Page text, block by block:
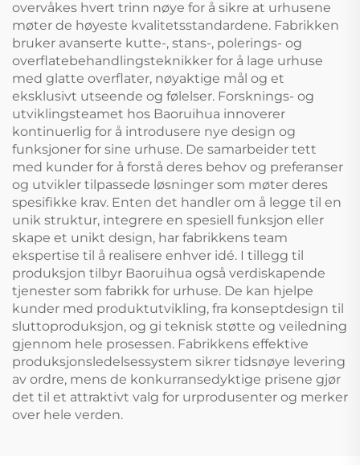
overvåkes hvert trinn nøye for å sikre at urhusene
møter de høyeste kvalitetsstandardene. Fabrikken
bruker avanserte kutte-, stans-, polerings- og
overflatebehandlingsteknikker for å lage urhuse
med glatte overflater, nøyaktige mål og et
eksklusivt utseende og følelser. Forsknings- og
utviklingsteamet hos Baoruihua innoverer
kontinuerlig for å introdusere nye design og
funksjoner for sine urhuse. De samarbeider tett
med kunder for å forstå deres behov og preferanser
og utvikler tilpassede løsninger som møter deres
spesifikke krav. Enten det handler om å legge til en
unik struktur, integrere en spesiell funksjon eller
skape et unikt design, har fabrikkens team
ekspertise til å realisere enhver idé. I tillegg til
produksjon tilbyr Baoruihua også verdiskapende
tjenester som fabrikk for urhuse. De kan hjelpe
kunder med produktutvikling, fra konseptdesign til
sluttoproduksjon, og gi teknisk støtte og veiledning
gjennom hele prosessen. Fabrikkens effektive
produksjonsledelsessystem sikrer tidsnøye levering
av ordre, mens de konkurransedyktige prisene gjør
det til et attraktivt valg for urprodusenter og merker
over hele verden.